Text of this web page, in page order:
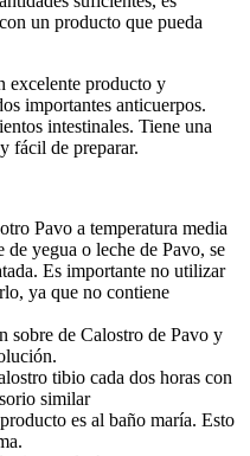
un producto que pueda
excelente producto y
importantes anticuerpos.
intestinales. Tiene una
fácil de preparar.
Pavo a temperatura media
yegua o leche de Pavo, se
Es importante no utilizar
ya que no contiene
sobre de Calostro de Pavo y
tibio cada dos horas con
similar
es al baño maría. Esto